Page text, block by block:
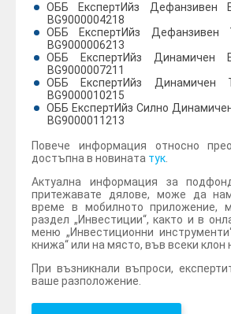
ОББ ЕкспертИйз Дефанзивен
BG9000004218
ОББ ЕкспертИйз Дефанзивен
BG9000006213
ОББ ЕкспертИйз Динамичен
BG9000007211
ОББ ЕкспертИйз Динамичен
BG9000010215
ОББ ЕкспертИйз Силно
BG9000011213
Повече информация относно
достъпна в новината тук
Актуална информация за
притежавате дялове, може да
време в мобилното приложение,
раздел „Инвестиции“, както и в
меню „Инвестиционни
книжа“ или на място, във всеки клон
При възникнали въпроси,
ваше разположение.